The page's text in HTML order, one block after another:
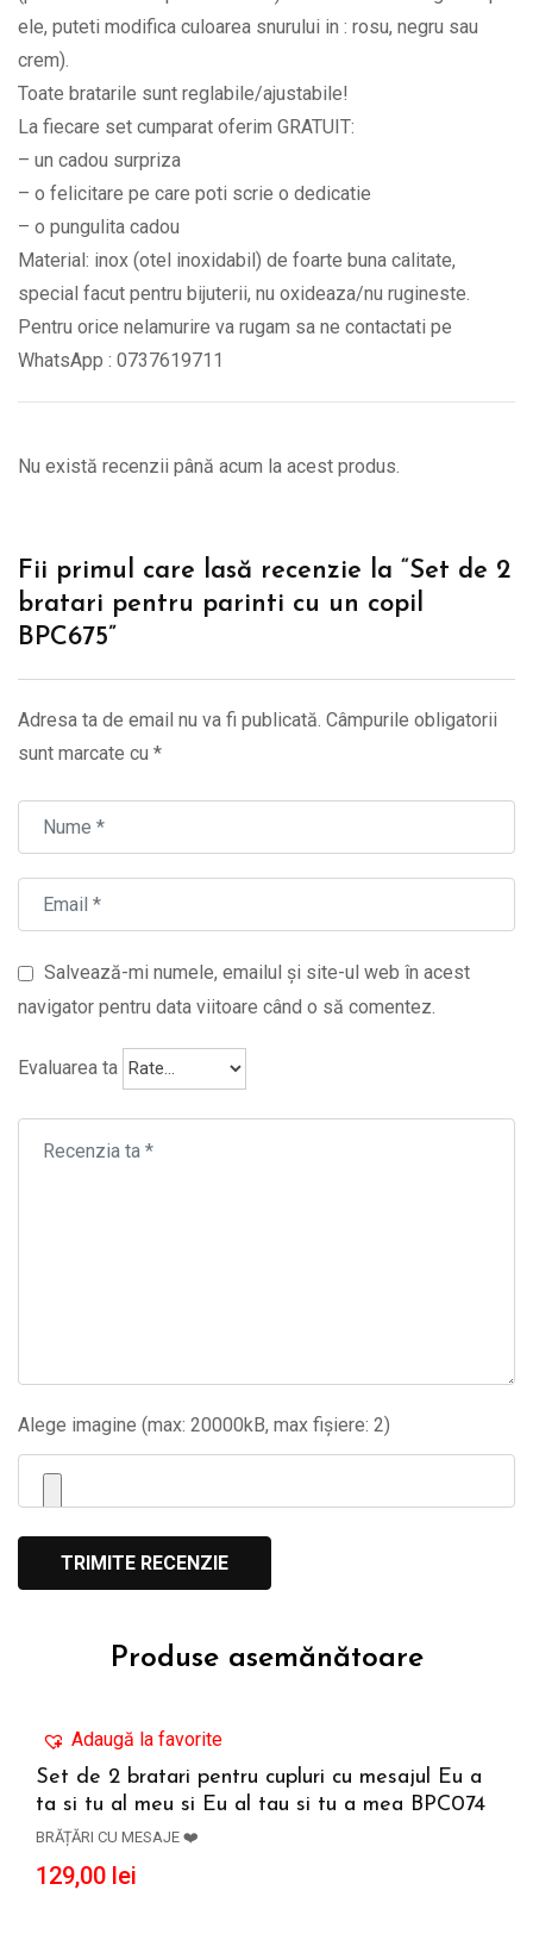
ele, puteti modifica culoarea snurului in : rosu, negru sau
crem).
Toate bratarile sunt reglabile/ajustabile!
La fiecare set cumparat oferim GRATUIT:
– un cadou surpriza
– o felicitare pe care poti scrie o dedicatie
– o pungulita cadou
Material: inox (otel inoxidabil) de foarte buna calitate,
special facut pentru bijuterii, nu oxideaza/nu rugineste.
Pentru orice nelamurire va rugam sa ne contactati pe
WhatsApp : 0737619711
Nu există recenzii până acum la acest produs.
Fii primul care lasă recenzie la “Set de 2
bratari pentru parinti cu un copil
BPC675”
Adresa ta de email nu va fi publicată. Câmpurile obligatorii
sunt marcate cu *
Salvează-mi numele, emailul și site-ul web în acest
navigator pentru data viitoare când o să comentez.
Evaluarea ta
Alege imagine (max: 20000kB, max fișiere: 2)
Produse asemănătoare
Adaugă la favorite
Set de 2 bratari pentru cupluri cu mesajul Eu a
ta si tu al meu si Eu al tau si tu a mea BPC074
BRĂȚĂRI CU MESAJE ❤️
129,00 lei